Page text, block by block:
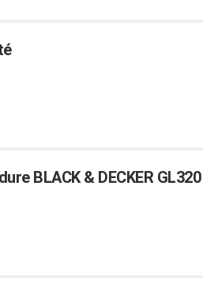
BLACK & DECKER GL320